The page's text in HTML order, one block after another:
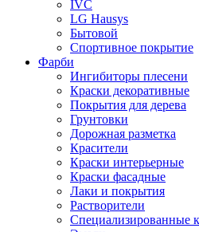
IVC
LG Hausys
Бытовой
Спортивное покрытие
Фарби
Ингибиторы плесени
Краски декоративные
Покрытия для дерева
Грунтовки
Дорожная разметка
Красители
Краски интерьерные
Краски фасадные
Лаки и покрытия
Растворители
Специализированные